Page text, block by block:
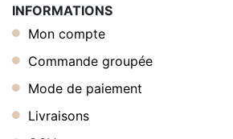
INFORMATIONS
Mon compte
Commande groupée
Mode de paiement
Livraisons